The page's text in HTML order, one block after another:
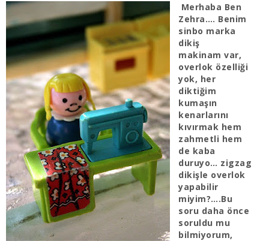
Merhaba Ben
Zehra…. Benim
sinbo marka
dikiş
makinam var,
overlok özelliği
yok, her
diktiğim
kumaşın
kenarlarını
kıvırmak hem
zahmetli hem
de kaba
duruyo… zigzag
dikişle overlok
yapabilir
miyim?….Bu
soru daha önce
soruldu mu
bilmiyorum,